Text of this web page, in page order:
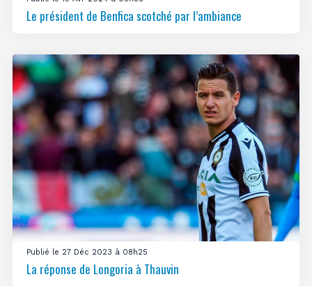
Le président de Benfica scotché par l’ambiance
Publié le 27 Déc 2023 à 08h25
La réponse de Longoria à Thauvin